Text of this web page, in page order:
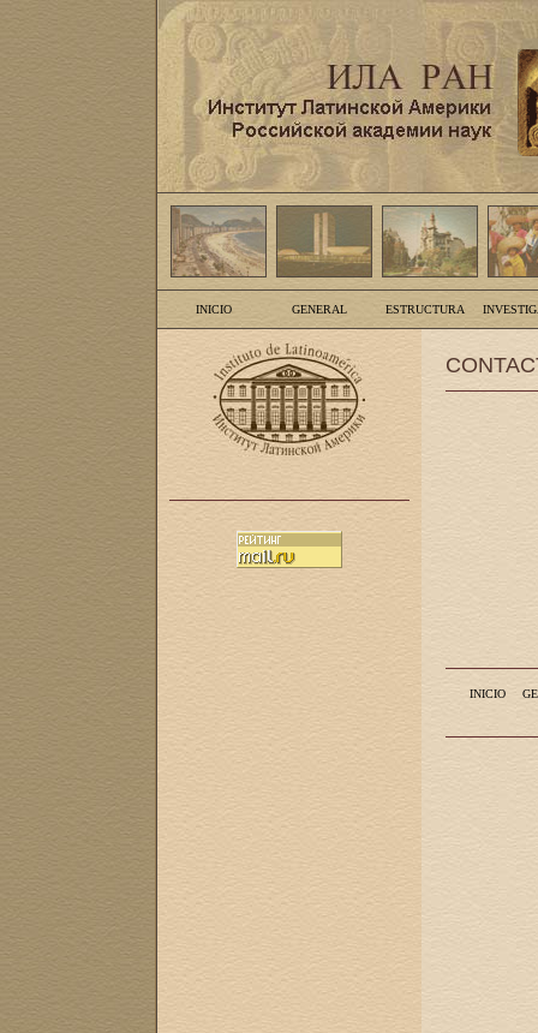
INICIO GENERAL ESTRUCTURA
INICIO